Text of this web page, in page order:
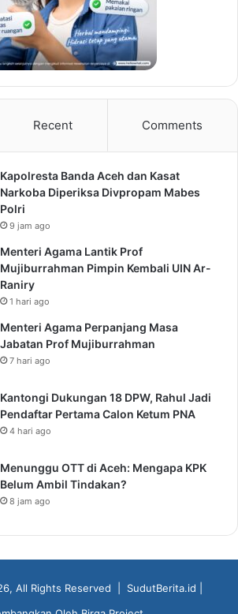
Recent Comments
Kapolresta Banda Aceh dan Kasat
Narkoba Diperiksa Divpropam Mabes
Polri
9 jam ago
Menteri Agama Lantik Prof
Mujiburrahman Pimpin Kembali UIN Ar-
Raniry
1 hari ago
Menteri Agama Perpanjang Masa
Jabatan Prof Mujiburrahman
7 hari ago
Kantongi Dukungan 18 DPW, Rahul Jadi
Pendaftar Pertama Calon Ketum PNA
4 hari ago
Menunggu OTT di Aceh: Mengapa KPK
Belum Ambil Tindakan?
8 jam ago
All Rights Reserved | SudutBerita.id